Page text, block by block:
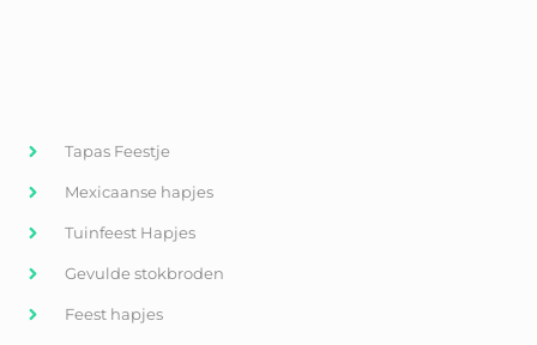
Tapas Feestje
Mexicaanse hapjes
Tuinfeest Hapjes
Gevulde stokbroden
Feest hapjes